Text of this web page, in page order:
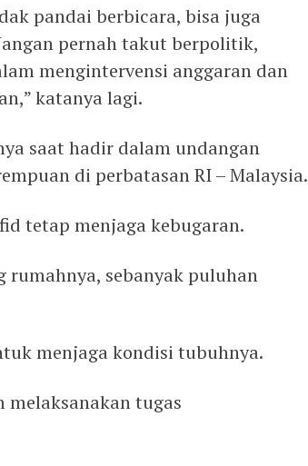
pandai berbicara, bisa juga
pernah takut berpolitik,
mengintervensi anggaran dan
katanya lagi.
saat hadir dalam undangan
di perbatasan RI – Malaysia.
tetap menjaga kebugaran.
sebanyak puluhan
menjaga kondisi tubuhnya.
tugas